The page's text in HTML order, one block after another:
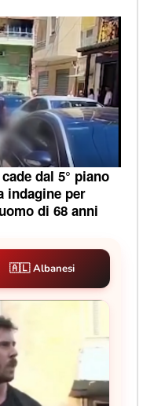
dal 5° piano
indagine per
di 68 anni
🇦🇱 Albanesi